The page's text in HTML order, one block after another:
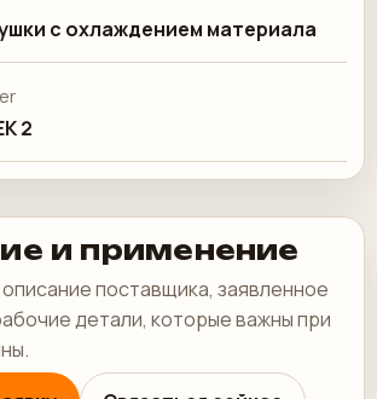
с охлаждением материала
2
и применение
поставщика, заявленное
детали, которые важны при